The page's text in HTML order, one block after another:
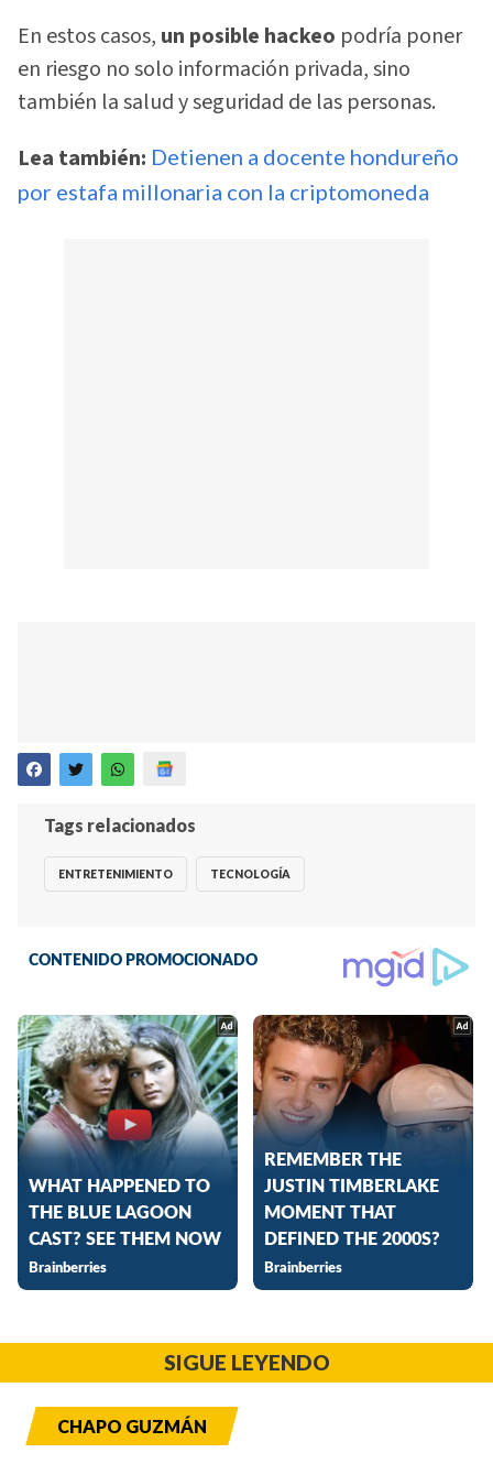
En estos casos, un posible hackeo podría poner
en riesgo no solo información privada, sino
también la salud y seguridad de las personas.
Lea también: Detienen a docente hondureño
por estafa millonaria con la criptomoneda
Tags relacionados
ENTRETENIMIENTO TECNOLOGÍA
SIGUE LEYENDO
CHAPO GUZMÁN